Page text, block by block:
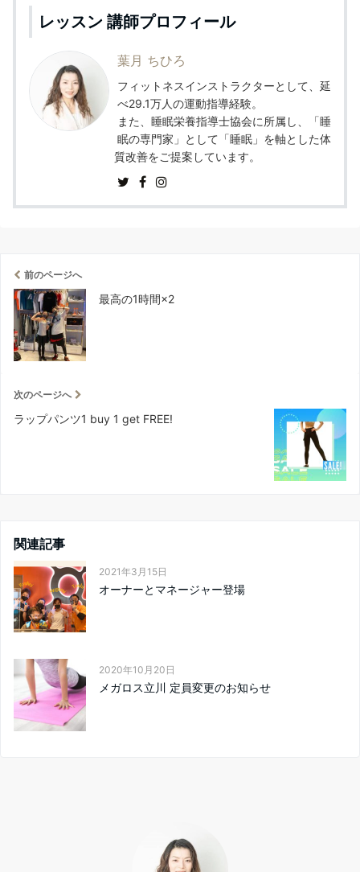
レッスン 講師プロフィール
葉月 ちひろ
フィットネスインストラクターとして、延
べ29.1万人の運動指導経験。
また、睡眠栄養指導士協会に所属し、「睡
眠の専門家」として「睡眠」を軸とした体
質改善をご提案しています。
前のページへ
最高の1時間×2
次のページへ
ラップパンツ1 buy 1 get FREE!
関連記事
2021年3月15日
オーナーとマネージャー登場
2020年10月20日
メガロス立川 定員変更のお知らせ